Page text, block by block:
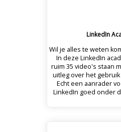
LinkedIn
Wil je alles te weten
In deze LinkedIn
ruim 35 video's staan
uitleg over het
Echt een aanrader
LinkedIn goed onder